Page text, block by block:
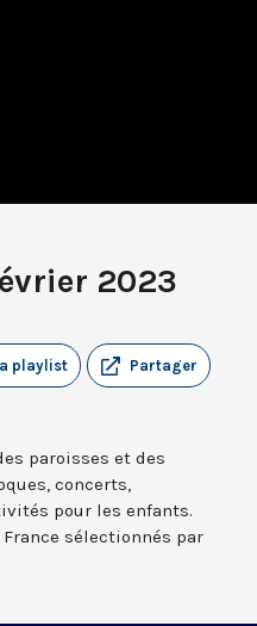
2023
Partager
playlist
paroisses et des
concerts,
pour les enfants.
sélectionnés par